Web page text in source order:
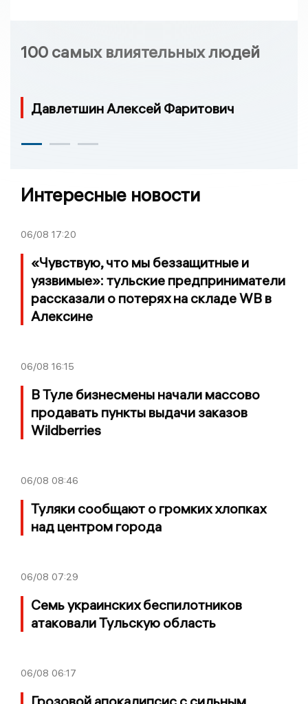
100 самых влиятельных людей
Давлетшин Алексей Фаритович
Интересные новости
06/08 17:20
«Чувствую, что мы беззащитные и
уязвимые»: тульские предприниматели
рассказали о потерях на складе WB в
Алексине
06/08 16:15
В Туле бизнесмены начали массово
продавать пункты выдачи заказов
Wildberries
06/08 08:46
Туляки сообщают о громких хлопках
над центром города
06/08 07:29
Семь украинских беспилотников
атаковали Тульскую область
06/08 06:17